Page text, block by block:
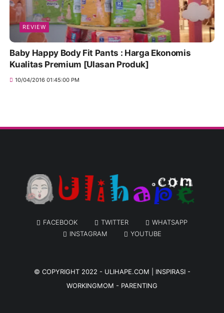
REVIEW
Baby Happy Body Fit Pants : Harga Ekonomis
Kualitas Premium [Ulasan Produk]
10/04/2016 01:45:00 PM
FACEBOOK TWITTER
WHATSAPP
INSTAGRAM
YOUTUBE
© COPYRIGHT 2022 - ULIHAPE.COM | INSPIRASI -
WORKINGMOM - PARENTING